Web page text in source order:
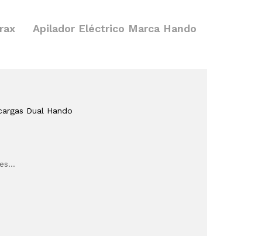
Apilador Eléctrico Marca Hando
Dual Hando